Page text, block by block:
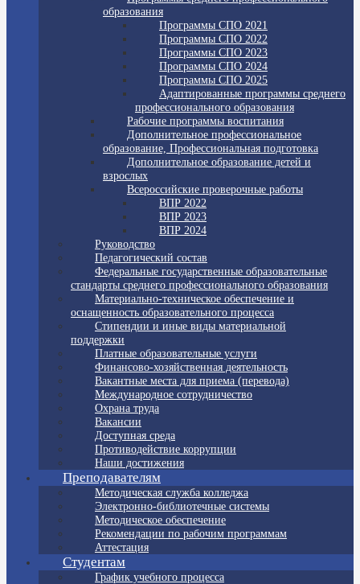
образования
Программы СПО 2021
Программы СПО 2022
Программы СПО 2023
Программы СПО 2024
Программы СПО 2025
Адаптированные программы среднего
профессионального образования
Рабочие программы воспитания
Дополнительное профессиональное
образование, Профессиональная подготовка
Дополнительное образование детей и
взрослых
Всероссийские проверочные работы
ВПР 2022
ВПР 2023
ВПР 2024
Руководство
Педагогический состав
Федеральные государственные образовательные
стандарты среднего профессионального образования
Материально-техническое обеспечение и
оснащенность образовательного процесса
Стипендии и иные виды материальной
поддержки
Платные образовательные услуги
Финансово-хозяйственная деятельность
Вакантные места для приема (перевода)
Международное сотрудничество
Охрана труда
Вакансии
Доступная среда
Противодействие коррупции
Наши достижения
Преподавателям
Методическая служба колледжа
Электронно-библиотечные системы
Методическое обеспечение
Рекомендации по рабочим программам
Аттестация
Студентам
График учебного процесса